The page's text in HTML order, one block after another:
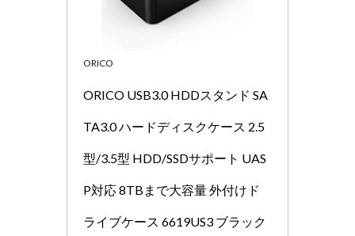
ORICO
ORICO USB3.0 HDDスタンド SA
TA3.0 ハードディスクケース 2.5
型/3.5型 HDD/SSDサポート UAS
P対応 8TBまで大容量 外付けド
ライブケース 6619US3 ブラック